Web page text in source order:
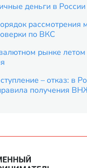
деньги в России
рассмотрения
по ВКС
рынке
– отказ: в
получения